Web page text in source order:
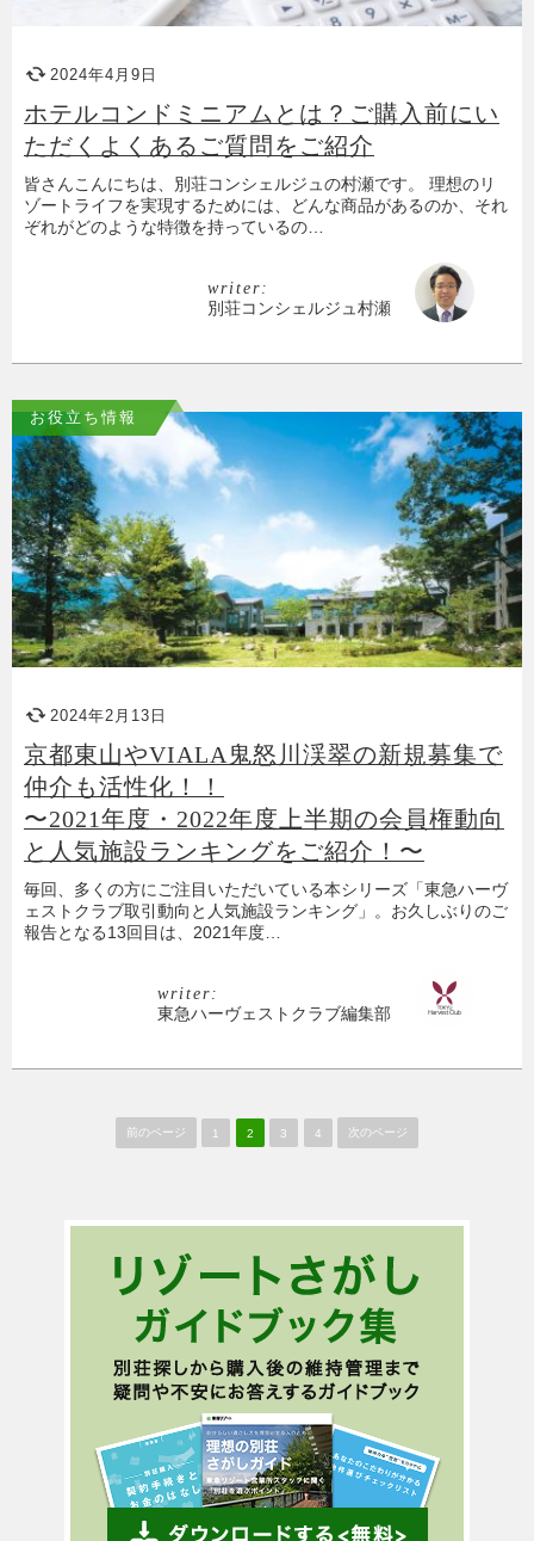
2024年4月9日
ホテルコンドミニアムとは？ご購入前にい
ただくよくあるご質問をご紹介
皆さんこんにちは、別荘コンシェルジュの村瀬です。 理想のリ
ゾートライフを実現するためには、どんな商品があるのか、それ
ぞれがどのような特徴を持っているの…
writer:
別荘コンシェルジュ村瀬
お役立ち情報
2024年2月13日
京都東山やVIALA鬼怒川渓翠の新規募集で
仲介も活性化！！
〜2021年度・2022年度上半期の会員権動向
と人気施設ランキングをご紹介！〜
毎回、多くの方にご注目いただいている本シリーズ「東急ハーヴ
ェストクラブ取引動向と人気施設ランキング」。お久しぶりのご
報告となる13回目は、2021年度…
writer:
東急ハーヴェストクラブ編集部
前のページ 1 2 3 4 次のページ